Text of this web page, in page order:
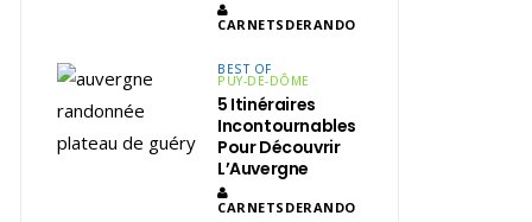
CARNETSDERANDO
BEST OF
PUY-DE-DÔME
5 Itinéraires
Incontournables
Pour Découvrir
L’Auvergne
CARNETSDERANDO